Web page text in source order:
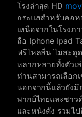
โรงล่าสุด HD
กระแสสำหรับคอ
เหนือจากในโรงภ
ถือ Iphone Ipad
ฟรีไหลลื่น ไม่สะดุ
หลากหลายทั้งตัวเ
ท่านสามารถเลือก
นอกจากนี้แล้วยัง
พากย์ไทยและซา
และหนังดัง รวมไ